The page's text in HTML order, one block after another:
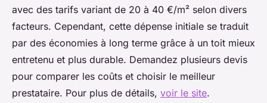
avec des tarifs variant de 20 à 40 €/m² selon divers
facteurs. Cependant, cette dépense initiale se traduit
par des économies à long terme grâce à un toit mieux
entretenu et plus durable. Demandez plusieurs devis
pour comparer les coûts et choisir le meilleur
prestataire. Pour plus de détails, voir le site.